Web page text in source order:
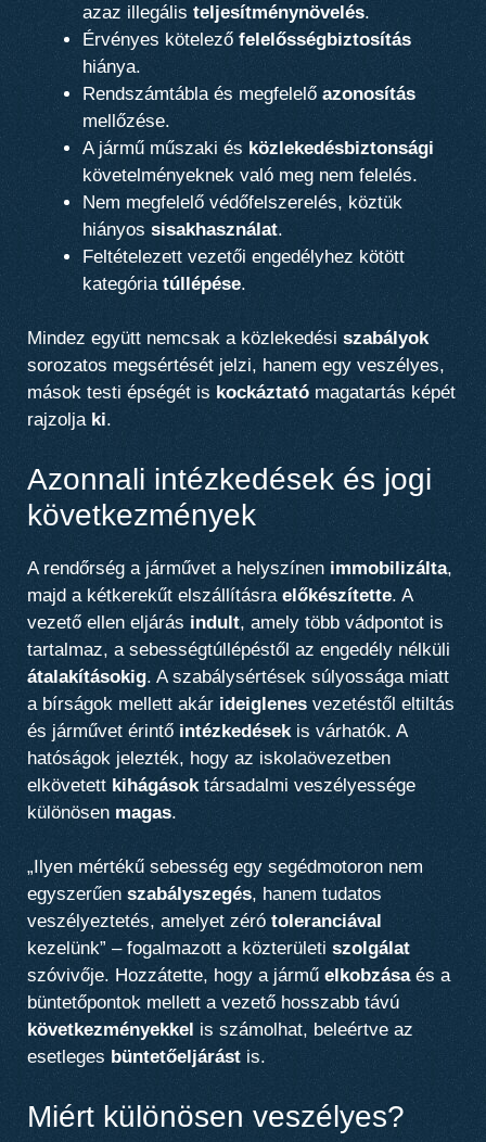
azaz illegális teljesítménynövelés.
Érvényes kötelező felelősségbiztosítás
hiánya.
Rendszámtábla és megfelelő azonosítás
mellőzése.
A jármű műszaki és közlekedésbiztonsági
követelményeknek való meg nem felelés.
Nem megfelelő védőfelszerelés, köztük
hiányos sisakhasználat.
Feltételezett vezetői engedélyhez kötött
kategória túllépése.
Mindez együtt nemcsak a közlekedési szabályok
sorozatos megsértését jelzi, hanem egy veszélyes,
mások testi épségét is kockáztató magatartás képét
rajzolja ki.
Azonnali intézkedések és jogi
következmények
A rendőrség a járművet a helyszínen immobilizálta,
majd a kétkerekűt elszállításra előkészítette. A
vezető ellen eljárás indult, amely több vádpontot is
tartalmaz, a sebességtúllépéstől az engedély nélküli
átalakításokig. A szabálysértések súlyossága miatt
a bírságok mellett akár ideiglenes vezetéstől eltiltás
és járművet érintő intézkedések is várhatók. A
hatóságok jelezték, hogy az iskolaövezetben
elkövetett kihágások társadalmi veszélyessége
különösen magas.
„Ilyen mértékű sebesség egy segédmotoron nem
egyszerűen szabályszegés, hanem tudatos
veszélyeztetés, amelyet zéró toleranciával
kezelünk” – fogalmazott a közterületi szolgálat
szóvivője. Hozzátette, hogy a jármű elkobzásaés a
büntetőpontok mellett a vezető hosszabb távú
következményekkel is számolhat, beleértve az
esetleges büntetőeljárást is.
Miért különösen veszélyes?